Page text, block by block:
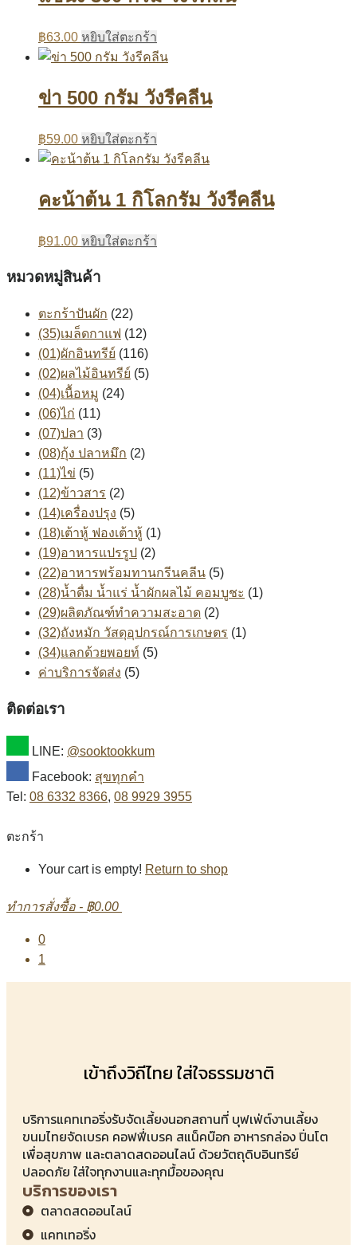
฿63.00 หยิบใส่ตะกร้า
ข่า 500 กรัม วังรีคลีน
฿59.00 หยิบใส่ตะกร้า
คะน้าต้น 1 กิโลกรัม วังรีคลีน
฿91.00 หยิบใส่ตะกร้า
หมวดหมู่สินค้า
ตะกร้าปันผัก (22)
(35)เมล็ดกาแฟ (12)
(01)ผักอินทรีย์ (116)
(02)ผลไม้อินทรีย์ (5)
(04)เนื้อหมู (24)
(06)ไก่ (11)
(07)ปลา (3)
(08)กุ้ง ปลาหมึก (2)
(11)ไข่ (5)
(12)ข้าวสาร (2)
(14)เครื่องปรุง (5)
(18)เต้าหู้ ฟองเต้าหู้ (1)
(19)อาหารแปรรูป (2)
(22)อาหารพร้อมทานกรีนคลีน (5)
(28)น้ำดื่ม น้ำแร่ น้ำผักผลไม้ คอมบูชะ (1)
(29)ผลิตภัณฑ์ทำความสะอาด (2)
(32)ถังหมัก วัสดุอุปกรณ์การเกษตร (1)
(34)แลกด้วยพอยท์ (5)
ค่าบริการจัดส่ง (5)
ติดต่อเรา
LINE: @sooktookkum
Facebook: สุขทุกคำ
Tel: 08 6332 8366, 08 9929 3955
ตะกร้า
Your cart is empty! Return to shop
ทำการสั่งซื้อ - ฿0.00
0
1
เข้าถึงวิถีไทย ใส่ใจธรรมชาติ
บริการแคทเทอริ่งรับจัดเลี้ยงนอกสถานที่ บุฟเฟ่ต์งานเลี้ยง
ขนมไทยจัดเบรค คอฟฟี่เบรค สแน็คบ๊อก อาหารกล่อง ปิ่นโต
เพื่อสุขภาพ และตลาดสดออนไลน์ ด้วยวัตถุดิบอินทรีย์
ปลอดภัย ใส่ใจทุกงานและทุกมื้อของคุณ
บริการของเรา
ตลาดสดออนไลน์
แคทเทอริ่ง